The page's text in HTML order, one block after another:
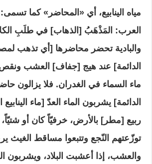
مياه الينابيع، أي «المحاضر» كما
العرب: المَذْهَبُ [الذهاب] في طلَبِ
والبادية تحضر محاضرها [أي تذهب
الدائمة] عند هيج [جفاف] العشب
ماء السماء في الغدران. فلا يزالون
الدائمة] يشربون الماء العدّ [ماء
ربيع [مطر] بالأرض، خرفيّاً كان أو شتيّاً،
توزّعتهم النّجع وتتبعوا مساقط الغيث
والعشب، إذا أعشبت البلاد، ويشربون